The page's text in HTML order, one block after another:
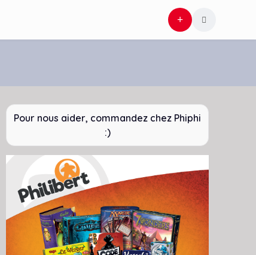
Pour nous aider, commandez chez Phiphi
:)